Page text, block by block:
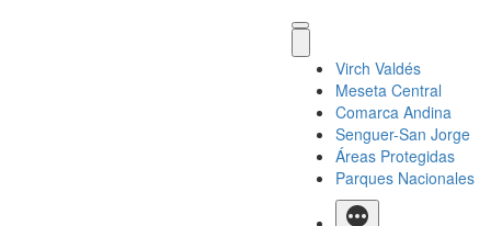
Virch Valdés
Meseta Central
Comarca Andina
Senguer-San Jorge
Áreas Protegidas
Parques Nacionales
Más